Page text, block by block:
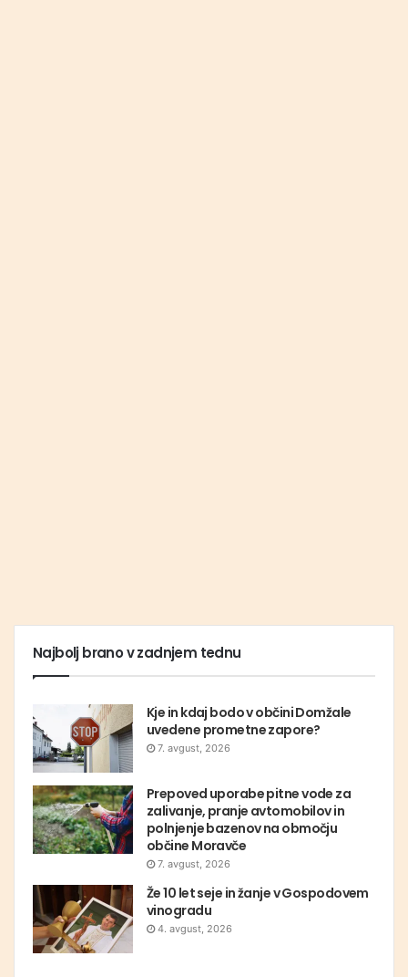
Najbolj brano v zadnjem tednu
Kje in kdaj bodo v občini Domžale
uvedene prometne zapore?
7. avgust, 2026
Prepoved uporabe pitne vode za
zalivanje, pranje avtomobilov in
polnjenje bazenov na območju
občine Moravče
7. avgust, 2026
Že 10 let seje in žanje v Gospodovem
vinogradu
4. avgust, 2026